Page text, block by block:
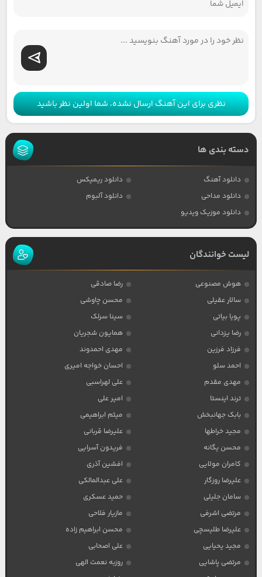
نظری برای این آهنگ ارسال نشده، شما اولین نظر باشید
دسته بندی ها
دانلود آهنگ
دانلود ریمیکس
دانلود مداحی
دانلود آلبوم
دانلود موزیک ویدیو
لیست خوانندگان
هوش مصنوعی
رضا صادقی
سالار عقیلی
محسن چاوشی
پویا بیاتی
سینا سرلک
رضا یزدانی
همایون شجریان
فرزاد فرزین
مهدی احمدوند
احمد سلو
احسان خواجه امیری
مهدی مقدم
علی لهراسبی
ترند اینستا
امیر علی
بابک جهانبخش
میثم ابراهیمی
مجید خراطها
علیرضا قربانی
محسن یگانه
فریدون آسرایی
کامران مولایی
افشین آذری
علیرضا روزگار
علی عبدالمالکی
سامان جلیلی
حمید عسکری
مرتضی اشرفی
مازیار فلاحی
علیرضا طلیسچی
محسن ابراهیم زاده
مجید یحیایی
علی اصحابی
مرتضی پاشایی
روزبه نعمت الهی